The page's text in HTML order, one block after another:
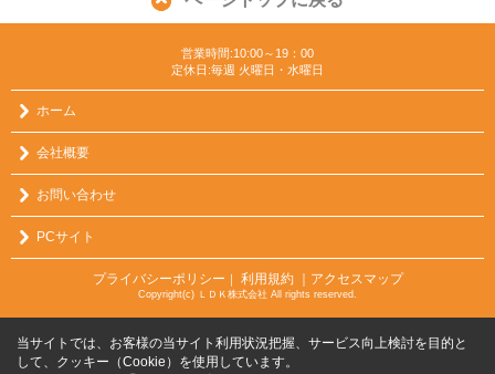
営業時間:10:00～19：00
定休日:毎週 火曜日・水曜日
ホーム
会社概要
お問い合わせ
PCサイト
プライバシーポリシー ｜ 利用規約 ｜アクセスマップ
Copyright(c) ＬＤＫ株式会社 All rights reserved.
当サイトでは、お客様の当サイト利用状況把握、サービス向上検討を目的と
して、クッキー（Cookie）を使用しています。